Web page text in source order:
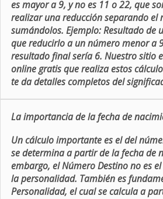
es mayor a 9, y no es 11 o 22, que
realizar una reducción separando el
sumándolos. Ejemplo: Resultado de
que reducirlo a un número menor a
resultado final sería 6. Nuestro sitio
online gratis que realiza estos
te da detalles completos del
La importancia de la fecha de
Un cálculo importante es el del
se determina a partir de la fecha de
embargo, el Número Destino no es
la personalidad. También es
Personalidad, el cual se calcula a